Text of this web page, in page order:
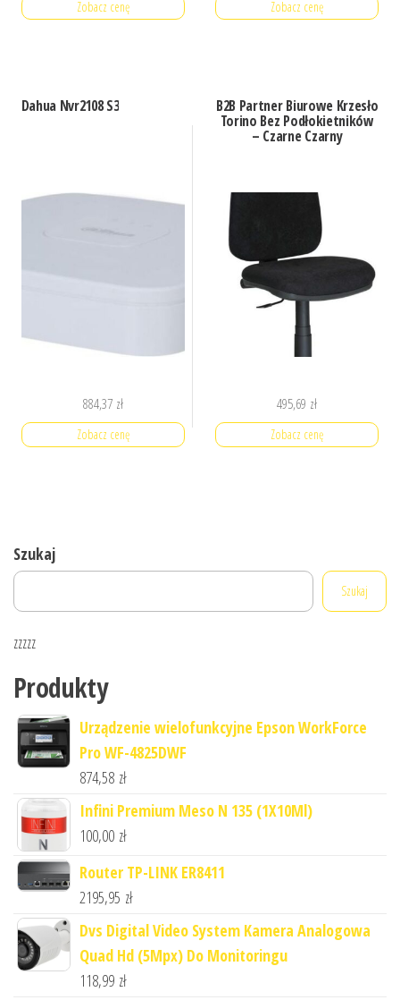
Zobacz cenę Zobacz cenę
Dahua Nvr2108 S3
884,37 zł
Zobacz cenę
B2B Partner Biurowe Krzesło
Torino Bez Podłokietników
– Czarne Czarny
495,69 zł
Zobacz cenę
Szukaj
Szukaj
zzzzz
Produkty
Urządzenie wielofunkcyjne Epson WorkForce
Pro WF-4825DWF
874,58 zł
Infini Premium Meso N 135 (1X10Ml)
100,00 zł
Router TP-LINK ER8411
2195,95 zł
Dvs Digital Video System Kamera Analogowa
Quad Hd (5Mpx) Do Monitoringu
118,99 zł